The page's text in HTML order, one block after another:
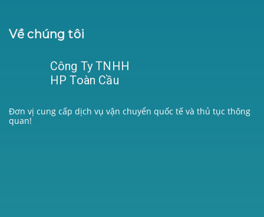
Về chúng tôi
Công Ty TNHH
HP Toàn Cầu
Đơn vị cung cấp dịch vụ vận chuyển quốc tế và thủ tục thông
quan!